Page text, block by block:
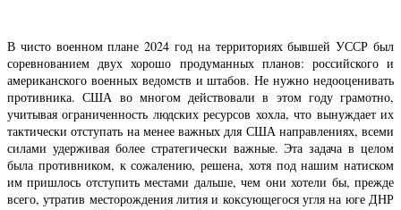
В чисто военном плане 2024 год на территориях бывшей УССР был
соревнованием двух хорошо продуманных планов: российского и
американского военных ведомств и штабов. Не нужно недооценивать
противника. США во многом действовали в этом году грамотно,
учитывая ограниченность людских ресурсов хохла, что вынуждает их
тактически отступать на менее важных для США направлениях, всеми
силами удерживая более стратегически важные. Эта задача в целом
была противником, к сожалению, решена, хотя под нашим натиском
им пришлось отступить местами дальше, чем они хотели бы, прежде
всего, утратив месторождения лития и коксующегося угля на юге ДНР